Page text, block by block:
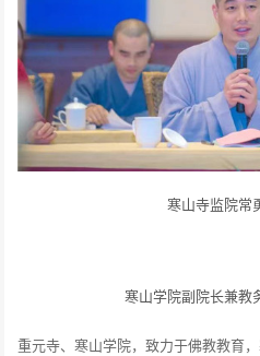
寒山寺监院常
寒山学院副院长兼教
重元寺、寒山学院，致力于佛教教育